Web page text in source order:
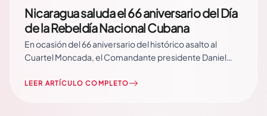
Nicaragua saluda el 66 aniversario del Día
de la Rebeldía Nacional Cubana
En ocasión del 66 aniversario del histórico asalto al
Cuartel Moncada, el Comandante presidente Daniel
pueblo nicaragüense expresan su amor al pueblo y
LEER ARTÍCULO COMPLETO